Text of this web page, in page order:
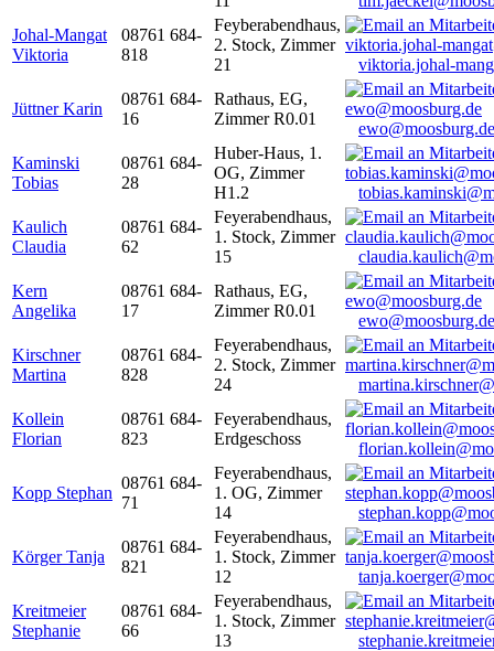
Johal-Mangat
Viktoria
08761 684-
818
Feyberabendhaus,
2. Stock, Zimmer
21
viktoria.johal-
Jüttner Karin
08761 684-
16
Rathaus, EG,
Zimmer R0.01
ewo@moosburg.de
Kaminski
Tobias
08761 684-
28
Huber-Haus, 1.
OG, Zimmer
H1.2
Kaulich
Claudia
08761 684-
62
Feyerabendhaus,
1. Stock, Zimmer
15
Kern
Angelika
08761 684-
17
Rathaus, EG,
Zimmer R0.01
ewo@moosburg.de
Kirschner
Martina
08761 684-
828
Feyerabendhaus,
2. Stock, Zimmer
24
Kollein
Florian
08761 684-
823
Feyerabendhaus,
Erdgeschoss
Kopp Stephan
08761 684-
71
Feyerabendhaus,
1. OG, Zimmer
14
Körger Tanja
08761 684-
821
Feyerabendhaus,
1. Stock, Zimmer
12
Kreitmeier
Stephanie
08761 684-
66
Feyerabendhaus,
1. Stock, Zimmer
13